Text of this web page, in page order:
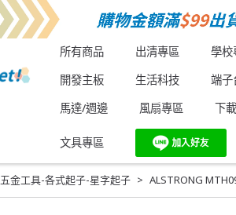
所有商品 出清專區 學校
開發主板
生活科技 端子
馬達/週邊
風扇專區 下
文具專區
五金工具-各式起子-星字起子 ALSTRONG